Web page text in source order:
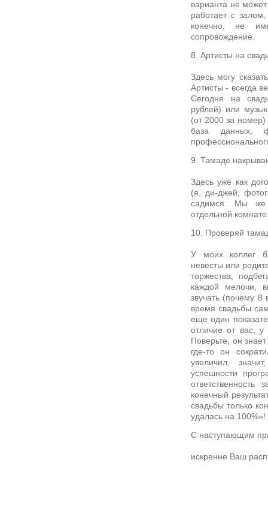
варианта не
работает с
конечно, не
сопровождение.
8. Артисты на
Здесь могу
Артисты - всегда
Сегодня на
рублей) или
(от 2000 за
база данных,
9. Тамаде
Здесь уже как
(я, ди-джей,
садимся. Мы же
отдельной
10. Проверяй
У моих коллег
невесты или
торжества,
каждой мелочи,
звучать (почему
время свадьбы
еще один
отличие от вас,
Поверьте, он
где-то он
увеличил,
успешности
ответственность
конечный
свадьбы только
удалась на 100%»!
С наступающим
искренне Ваш